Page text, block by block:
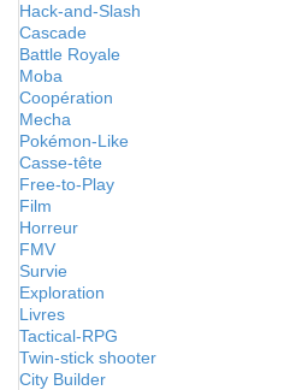
Hack-and-Slash
Cascade
Battle Royale
Moba
Coopération
Mecha
Pokémon-Like
Casse-tête
Free-to-Play
Film
Horreur
FMV
Survie
Exploration
Livres
Tactical-RPG
Twin-stick shooter
City Builder